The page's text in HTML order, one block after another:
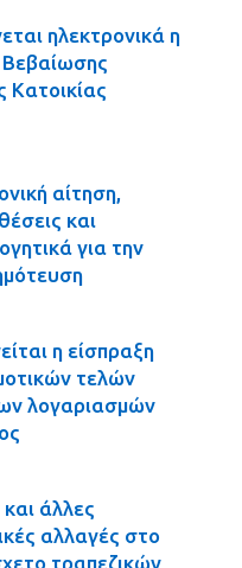
ηλεκτρονικά η
Κατοικίας
αίτηση,
και
για την
η είσπραξη
τελών
λογαριασμών
άλλες
αλλαγές στο
τραπεζικών